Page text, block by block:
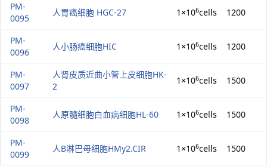
PM-
0095
人胃癌细胞 HGC-27 1×106cells 1200
PM-
0096
人小肠癌细胞HIC 1×106cells 1200
PM-
0097
人肾皮质近曲小管上皮细胞HK-
2
1×106cells 1500
PM-
0098
人原髓细胞白血病细胞HL-60 1×106cells 1500
PM-
0099
人B淋巴母细胞HMy2.CIR 1×106cells 1500